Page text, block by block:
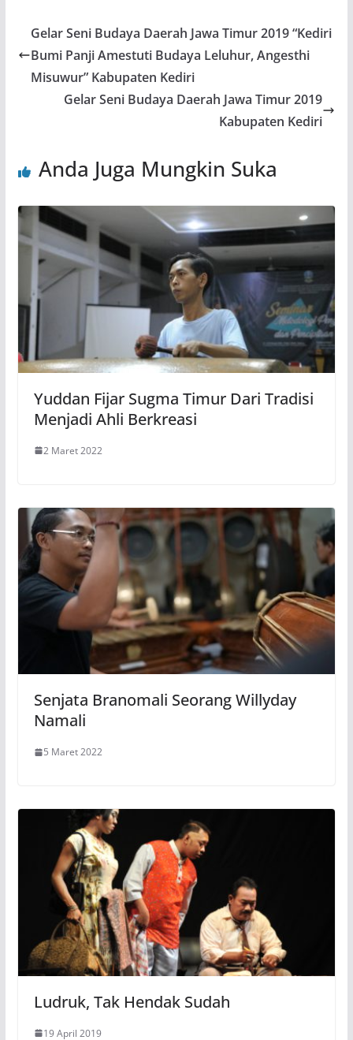
Gelar Seni Budaya Daerah Jawa Timur 2019 “Kediri
Bumi Panji Amestuti Budaya Leluhur, Angesthi
Misuwur” Kabupaten Kediri
Gelar Seni Budaya Daerah Jawa Timur 2019
Kabupaten Kediri
Anda Juga Mungkin Suka
Yuddan Fijar Sugma Timur Dari Tradisi
Menjadi Ahli Berkreasi
2 Maret 2022
Senjata Branomali Seorang Willyday
Namali
5 Maret 2022
Ludruk, Tak Hendak Sudah
19 April 2019